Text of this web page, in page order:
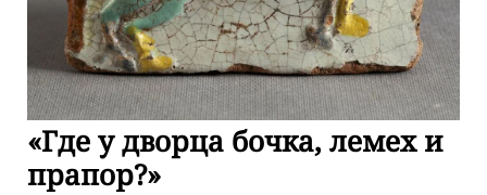
«Где у дворца бочка, лемех и
прапор?»